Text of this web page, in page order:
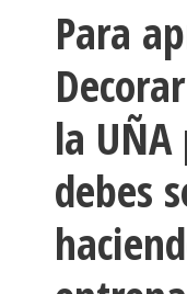
Para
la
debes